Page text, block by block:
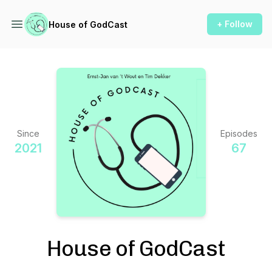
House of GodCast + Follow
Since
2021
Episodes
67
House of GodCast